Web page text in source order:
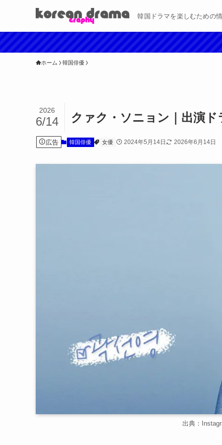
韓国ドラマを楽しむための
ホーム 韓国俳優
クァク・ソニョン｜出演
2026
6/14
広告 韓国俳優 女優 2024年5月14日 2026年6月14日
出典：